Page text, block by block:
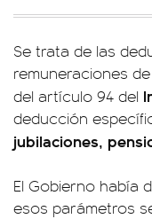
Se trata de las
remuneraciones
del artículo 94 del
deducción
jubilaciones,
El Gobierno había
esos parámetros